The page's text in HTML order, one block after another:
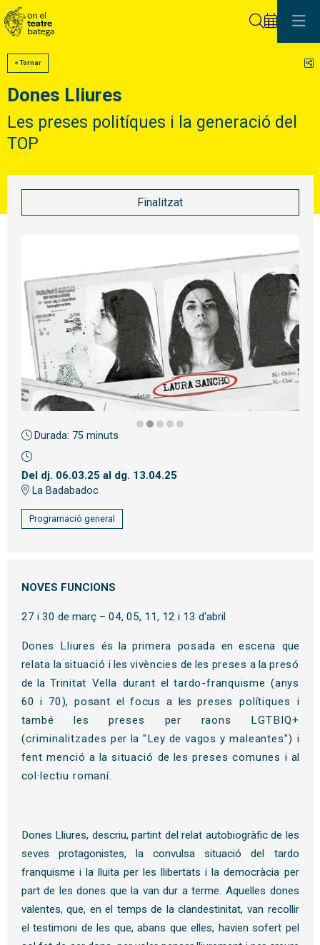
< Tornar
Dones Lliures
Les preses politíques i la generació del
TOP
Finalitzat
Diapositiva 2 de 5: Dones Lliures
Durada: 75 minuts
Del dj. 06.03.25al dg. 13.04.25
La Badabadoc
Programació general
NOVES FUNCIONS
27 i 30 de març – 04, 05, 11, 12 i 13 d'abril
Dones Lliuresés la primera posadaen escena que
relata la situaciói lesvivènciesde les presesa lapresó
de laTrinitat Vella duranteltardo-franquisme(anys
60 i 70), posant elfocus a les preses polítiques
i
també
les preses per raons
LGTBIQ+
(criminalitzades per la "Ley de vagos y maleantes") i
fent menció a la situació de les preses comunes i al
col·lectiu romaní.
Dones Lliures, descriu, partint del relat autobiogràfic de les
seves protagonistes, la convulsa situació del tardo
franquisme i la lluita per les llibertats i la democràcia per
part de les dones que la van dur a terme. Aquelles dones
valentes, que, en el temps de la clandestinitat, van recollir
el testimoni de les que, abans que elles, havien sofert pel